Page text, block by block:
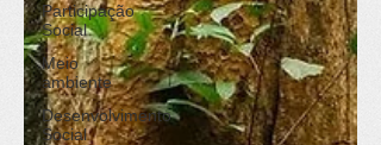
Participação
Social
Meio
ambiente
Desenvolvimento
Social